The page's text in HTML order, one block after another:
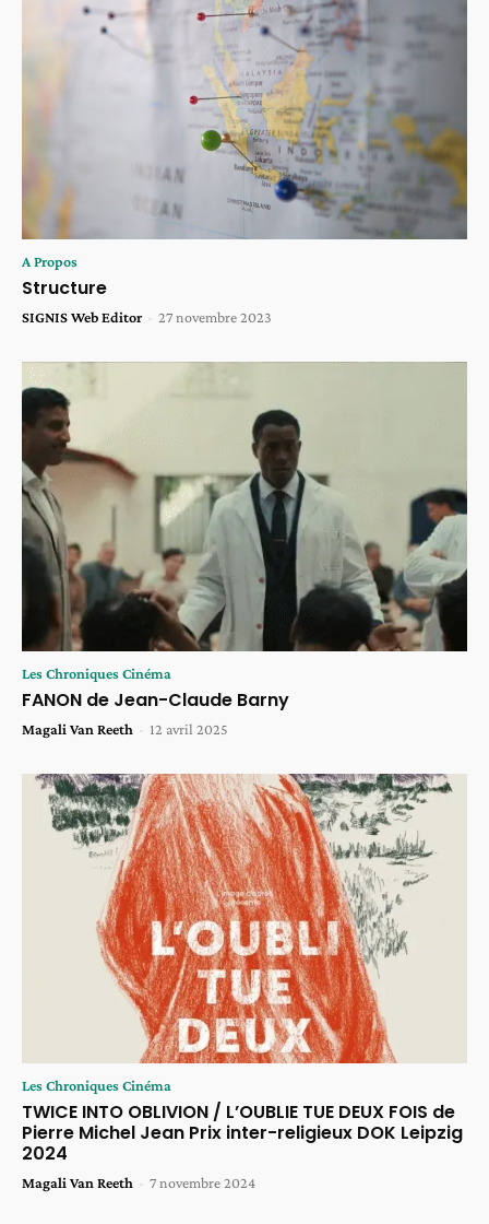
A Propos
Structure
SIGNIS Web Editor - 27 novembre 2023
Les Chroniques Cinéma
FANON de Jean-Claude Barny
Magali Van Reeth - 12 avril 2025
Les Chroniques Cinéma
TWICE INTO OBLIVION / L’OUBLIE TUE DEUX FOIS de
Pierre Michel Jean Prix inter-religieux DOK Leipzig
2024
Magali Van Reeth - 7 novembre 2024